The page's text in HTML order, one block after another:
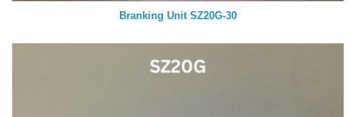
Branking Unit SZ20G-30